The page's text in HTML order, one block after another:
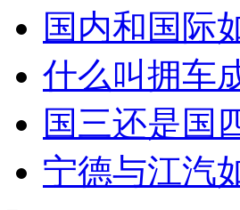
国内和国际
什么叫拥车
国三还是国
宁德与江汽